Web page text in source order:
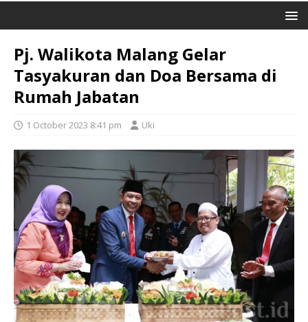
Pj. Walikota Malang Gelar
Tasyakuran dan Doa Bersama di
Rumah Jabatan
1 October 2023 8:41 pm Uki